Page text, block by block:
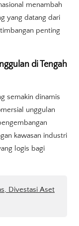
menambah
yang datang dari
penting
di Tengah
semakin dinamis
unggulan
kawasan industri
logis bagi
Divestasi Aset